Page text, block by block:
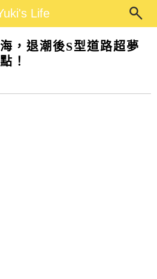
Life
，退潮後S型道路超夢
！